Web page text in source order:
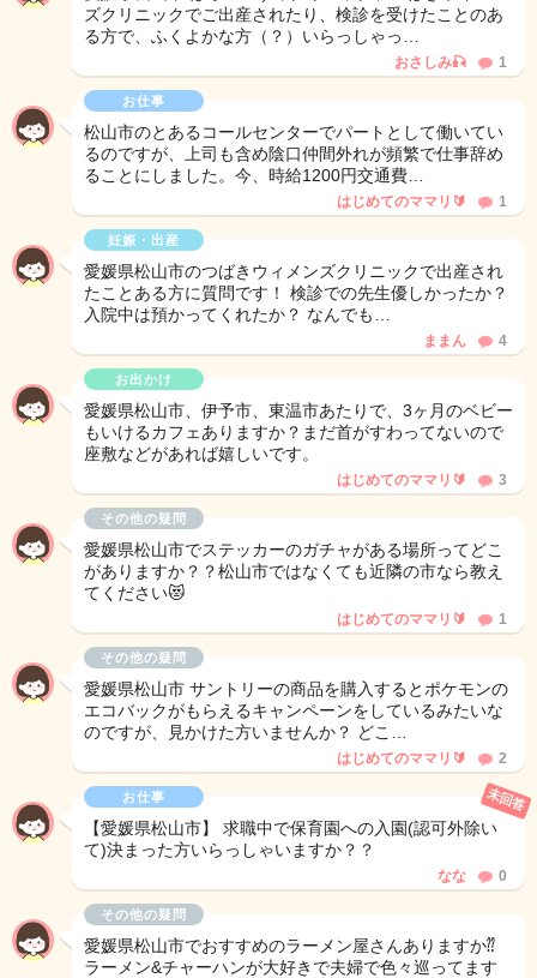
ズクリニックでご出産されたり、検診を受けたことのあ
る方で、ふくよかな方（？）いらっしゃっ…
おさしみ🎣 1
お仕事
松山市のとあるコールセンターでパートとして働いてい
るのですが、上司も含め陰口仲間外れが頻繁で仕事辞め
ることにしました。今、時給1200円交通費…
はじめてのママリ🔰 1
妊娠・出産
愛媛県松山市のつばきウィメンズクリニックで出産され
たことある方に質問です！ 検診での先生優しかったか？
入院中は預かってくれたか？ なんでも…
ままん 4
お出かけ
愛媛県松山市、伊予市、東温市あたりで、3ヶ月のベビー
もいけるカフェありますか？まだ首がすわってないので
座敷などがあれば嬉しいです。
はじめてのママリ🔰 3
その他の疑問
愛媛県松山市でステッカーのガチャがある場所ってどこ
がありますか？？松山市ではなくても近隣の市なら教え
てください😻
はじめてのママリ🔰 1
その他の疑問
愛媛県松山市 サントリーの商品を購入するとポケモンの
エコバックがもらえるキャンペーンをしているみたいな
のですが、見かけた方いませんか？ どこ…
はじめてのママリ🔰 2
お仕事
【愛媛県松山市】 求職中で保育園への入園(認可外除い
て)決まった方いらっしゃいますか？？
未回答
なな 0
その他の疑問
愛媛県松山市でおすすめのラーメン屋さんありますか⁇
ラーメン&チャーハンが大好きで夫婦で色々巡ってます